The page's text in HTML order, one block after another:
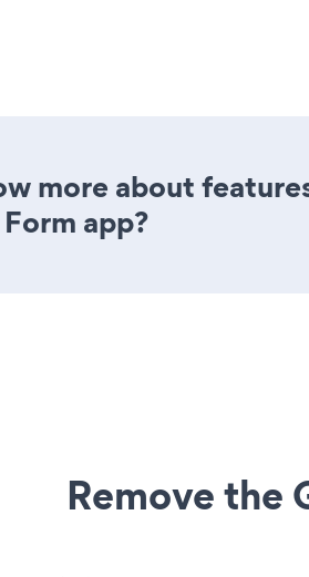
more about
app?
Remove the